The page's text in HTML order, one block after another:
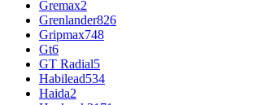
Gremax2
Grenlander826
Gripmax748
Gt6
GT Radial5
Habilead534
Haida2